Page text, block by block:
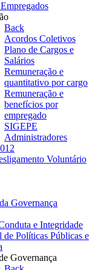
Back
Acordos Coletivos
Plano de Cargos e
Salários
Remuneração e
quantitativo por cargo
Remuneração e
benefícios por
empregado
SIGEPE
Administradores
Voluntário
Governança
e Integridade
de Políticas Públicas e
Governança